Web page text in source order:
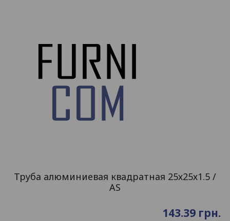
Труба алюминиевая квадратная 25х25х1.5 /
AS
143.39 грн.